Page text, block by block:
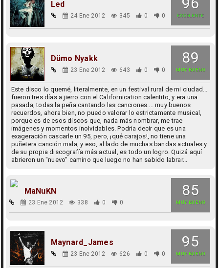
EXCELENTE
Led
24 Ene 2012 345 0 0
89
MUY BUENO
Dümo Nyakk
23 Ene 2012 643 0 0
Este disco lo quemé, literalmente, en un festival rural de mi ciudad...
fueron tres días a jierro con el Californication calentito, y era una
pasada, todas la peña cantando las canciones.... muy buenos
recuerdos, ahora bien, no puedo valorar lo estrictamente musical,
porque es de esos discos que, nada más nombrar, me trae
imágenes y momentos inolvidables. Podría decir que es una
exageración cascarle un 95, pero, ¡qué carajos!, no tiene una
puñetera canción mala, y eso, al lado de muchas bandas actuales y
de su propia discografía más actual, es todo un logro. Quizá aquí
abrieron un "nuevo" camino que luego no han sabido labrar...
85
MUY BUENO
MaNuKN
23 Ene 2012 338 0 0
95
MUY BUENO
Maynard_James
23 Ene 2012 626 0 0